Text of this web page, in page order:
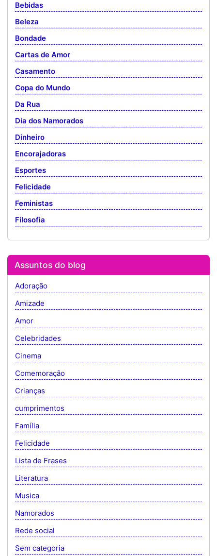
Bebidas
Beleza
Bondade
Cartas de Amor
Casamento
Copa do Mundo
Da Rua
Dia dos Namorados
Dinheiro
Encorajadoras
Esportes
Felicidade
Feministas
Filosofia
Assuntos do blog
Adoração
Amizade
Amor
Celebridades
Cinema
Comemoração
Crianças
cumprimentos
Família
Felicidade
Lista de Frases
Literatura
Musica
Namorados
Rede social
Sem categoria